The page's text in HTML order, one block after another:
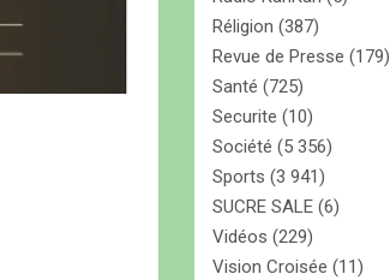
Réligion (387)
Revue de Presse (179)
Santé (725)
Securite (10)
Société (5 356)
Sports (3 941)
SUCRE SALE (6)
Vidéos (229)
Vision Croisée (11)